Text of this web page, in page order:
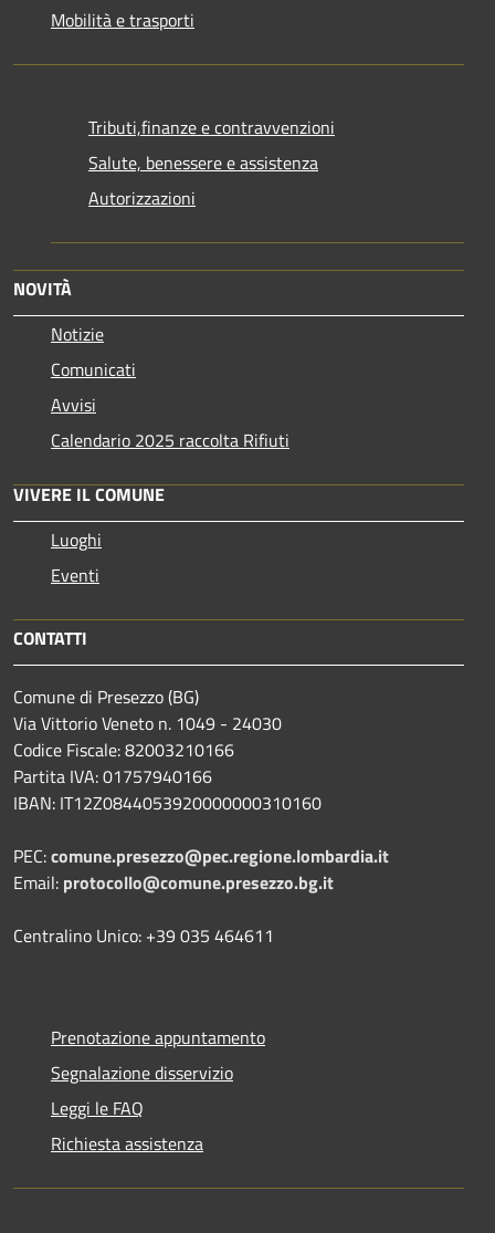
Mobilità e trasporti
Tributi,finanze e contravvenzioni
Salute, benessere e assistenza
Autorizzazioni
NOVITÀ
Notizie
Comunicati
Avvisi
Calendario 2025 raccolta Rifiuti
VIVERE IL COMUNE
Luoghi
Eventi
CONTATTI
Comune di Presezzo (BG)
Via Vittorio Veneto n. 1049 - 24030
Codice Fiscale: 82003210166
Partita IVA: 01757940166
IBAN: IT12Z0844053920000000310160
PEC:comune.presezzo@pec.regione.lombardia.it
Email: protocollo@comune.presezzo.bg.it
Centralino Unico: +39 035 464611
Prenotazione appuntamento
Segnalazione disservizio
Leggi le FAQ
Richiesta assistenza